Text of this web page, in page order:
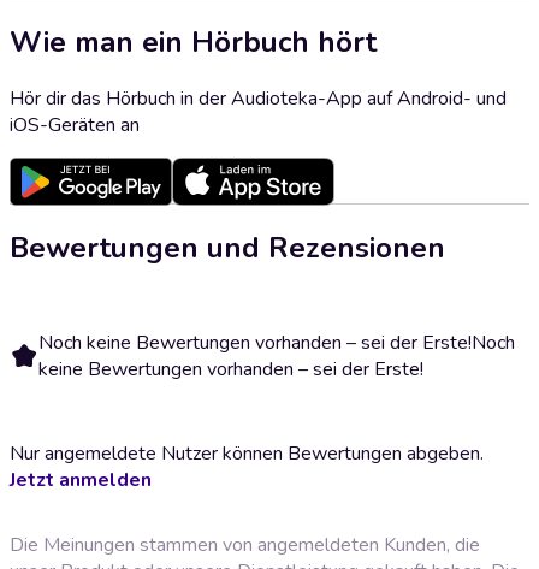
Wie man ein Hörbuch hört
Hör dir das Hörbuch in der Audioteka-App auf Android- und
iOS-Geräten an
Bewertungen und Rezensionen
Noch keine Bewertungen vorhanden – sei der Erste!Noch
keine Bewertungen vorhanden – sei der Erste!
Nur angemeldete Nutzer können Bewertungen abgeben.
Jetzt anmelden
Die Meinungen stammen von angemeldeten Kunden, die